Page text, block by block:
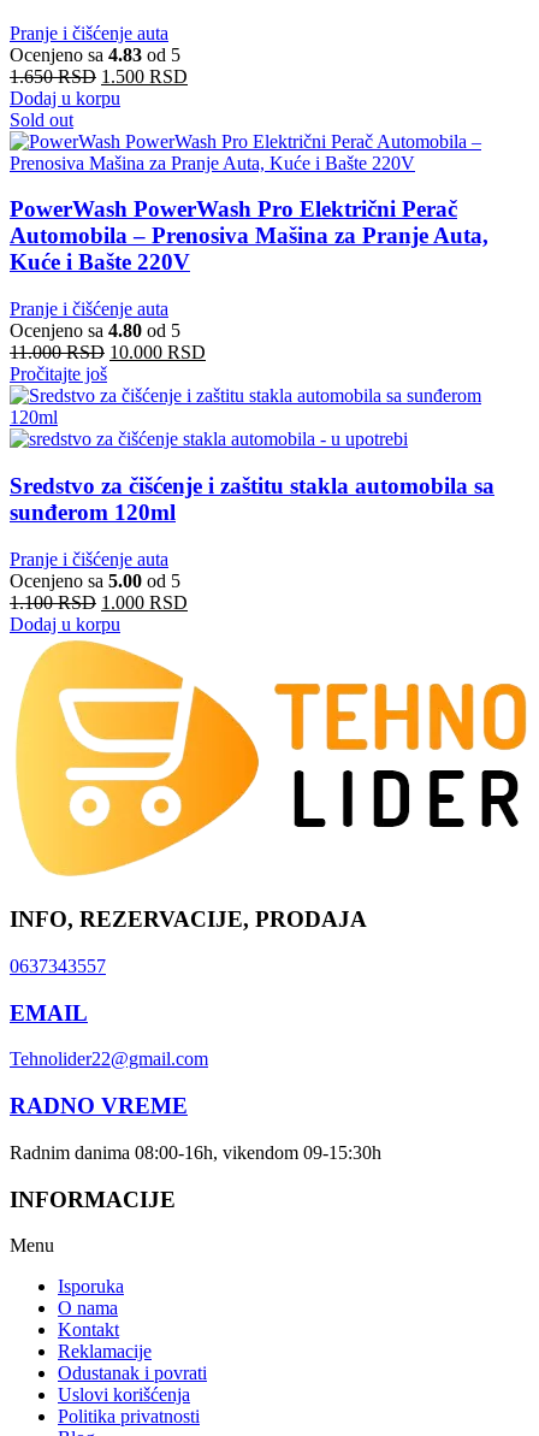
Pranje i čišćenje auta
Ocenjeno sa 4.83 od 5
1.650RSD 1.500 RSD
Dodaj u korpu
Sold out
PowerWash PowerWash Pro Električni Perač
Automobila – Prenosiva Mašina za Pranje Auta,
Kuće i Bašte 220V
Pranje i čišćenje auta
Ocenjeno sa 4.80 od 5
11.000RSD 10.000 RSD
Pročitajte još
Sredstvo za čišćenje i zaštitu stakla automobila sa
sunđerom 120ml
Pranje i čišćenje auta
Ocenjeno sa 5.00 od 5
1.100RSD 1.000 RSD
Dodaj u korpu
INFO, REZERVACIJE, PRODAJA
0637343557
EMAIL
Tehnolider22@gmail.com
RADNO VREME
Radnim danima 08:00-16h, vikendom 09-15:30h
INFORMACIJE
Menu
Isporuka
O nama
Kontakt
Reklamacije
Odustanak i povrati
Uslovi korišćenja
Politika privatnosti